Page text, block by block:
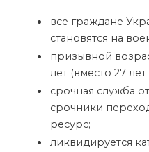
все граждане
становятся на
призывной
лет (вместо 27 лет
срочная служба
срочники
ресурс;
ликвидируется